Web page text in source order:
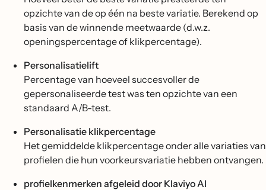
opzichte van de op één na beste variatie. Berekend op
basis van de winnende meetwaarde (d.w.z.
openingspercentage of klikpercentage).
Personalisatielift
Percentage van hoeveel succesvoller de
gepersonaliseerde test was ten opzichte van een
standaard A/B-test.
Personalisatie klikpercentage
Het gemiddelde klikpercentage onder alle variaties van
profielen die hun voorkeursvariatie hebben ontvangen.
profielkenmerken afgeleid door Klaviyo AI